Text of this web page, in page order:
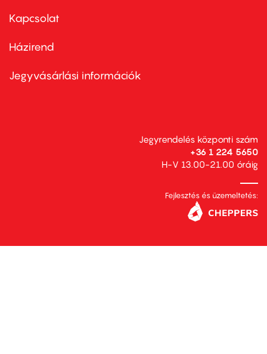
firstKapcsolat
Footer
second
Házirend
Jegyvásárlási információk
Jegyrendelés központi szám
+36 1 224 5650
H-V 13.00-21.00 óráig
Fejlesztés és üzemeltetés: